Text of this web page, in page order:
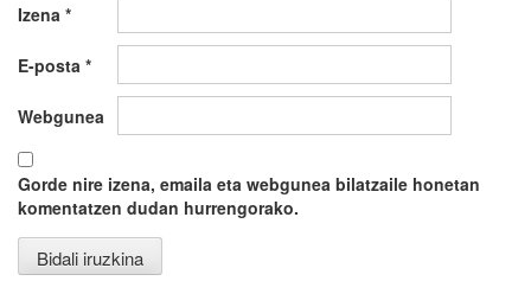
Izena *
E-posta *
Webgunea
Gorde nire izena, emaila eta webgunea bilatzaile honetan
komentatzen dudan hurrengorako.